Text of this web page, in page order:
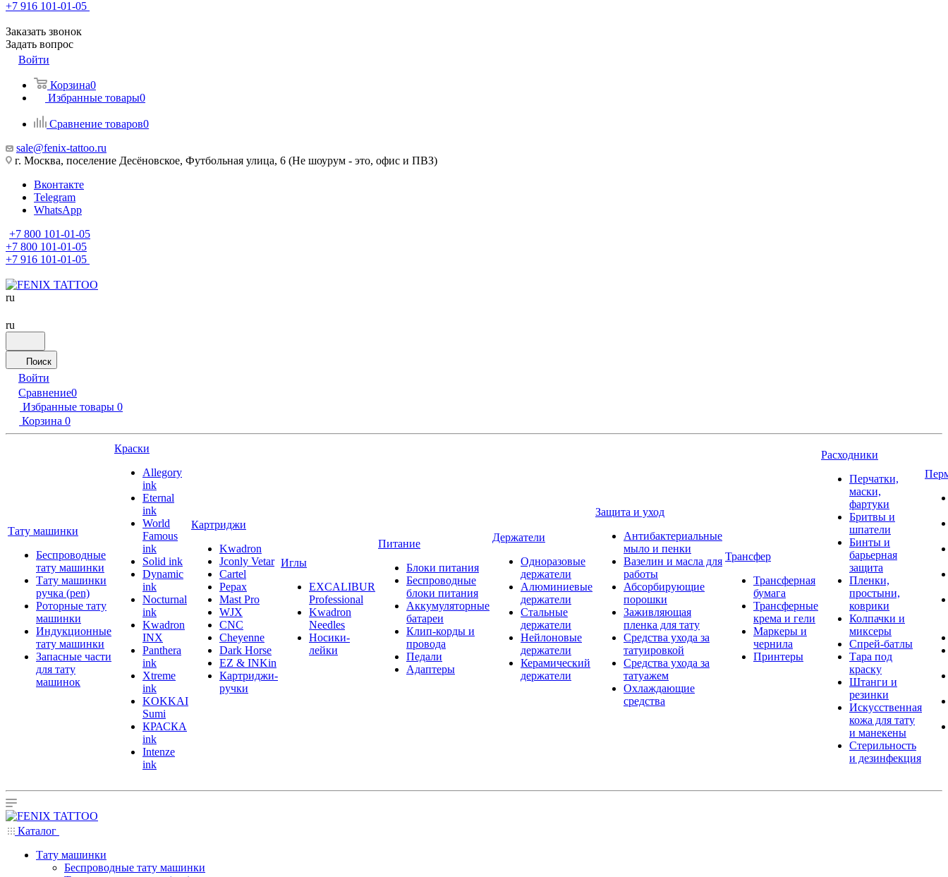
+7 916 101-01-05
Заказать звонок
Задать вопрос
Войти
Корзина0
Избранные товары0
Сравнение товаров0
sale@fenix-tattoo.ru
г. Москва, поселение Десёновское, Футбольная улица, 6 (Не шоурум - это, офис и ПВЗ)
Вконтакте
Telegram
WhatsApp
+7 800 101-01-05
+7 800 101-01-05
+7 916 101-01-05
ru
ru
Поиск
Войти
Сравнение0
Избранные товары 0
Корзина 0
Тату машинки
Беспроводные
тату машинки
Тату машинки
ручка (pen)
Роторные тату
машинки
Индукционные
тату машинки
Запасные части
для тату
машинок
Краски
Allegory
ink
Eternal
ink
World
Famous
ink
Solid ink
Dynamic
ink
Nocturnal
ink
Kwadron
INX
Panthera
ink
Xtreme
ink
KOKKAI
Sumi
КРАСКА
ink
Intenze
ink
Картриджи
Kwadron
Jconly Vetar
Cartel
Pepax
Mast Pro
WJX
CNC
Cheyenne
Dark Horse
EZ & INKin
Картриджи-
ручки
Иглы
EXCALIBUR
Professional
Kwadron
Needles
Носики-
лейки
Питание
Блоки питания
Беспроводные
блоки питания
Аккумуляторные
батареи
Клип-корды и
провода
Педали
Адаптеры
Держатели
Одноразовые
держатели
Алюминиевые
держатели
Стальные
держатели
Нейлоновые
держатели
Керамический
держатели
Защита и уход
Антибактериальные
мыло и пенки
Вазелин и масла для
работы
Абсорбирующие
порошки
Заживляющая
пленка для тату
Средства ухода за
татуировкой
Средства ухода за
татуажем
Охлаждающие
средства
Трансфер
Трансферная
бумага
Трансферные
крема и гели
Маркеры и
чернила
Принтеры
Расходники
Перчатки,
маски,
фартуки
Бритвы и
шпатели
Бинты и
барьерная
защита
Пленки,
простыни,
коврики
Колпачки и
миксеры
Спрей-батлы
Тара под
краску
Штанги и
резинки
Искусственная
кожа для тату
и манекены
Стерильность
и дезинфекция
Каталог
Тату машинки
Беспроводные тату машинки